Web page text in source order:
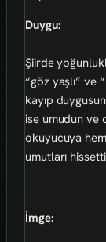
Duygu:
Şiirde
“göz yaşlı” ve
kayıp
ise umudun ve
okuyucuya hem
umutları
İmge: